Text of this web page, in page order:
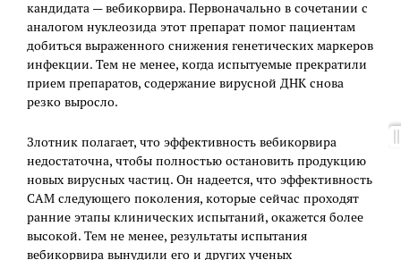
кандидата — вебикорвира. Первоначально в сочетании с
аналогом нуклеозида этот препарат помог пациентам
добиться выраженного снижения генетических маркеров
инфекции. Тем не менее, когда испытуемые прекратили
прием препаратов, содержание вирусной ДНК снова
резко выросло.
Злотник полагает, что эффективность вебикорвира
недостаточна, чтобы полностью остановить продукцию
новых вирусных частиц. Он надеется, что эффективность
CAM следующего поколения, которые сейчас проходят
ранние этапы клинических испытаний, окажется более
высокой. Тем не менее, результаты испытания
вебикорвира вынудили его и других ученых